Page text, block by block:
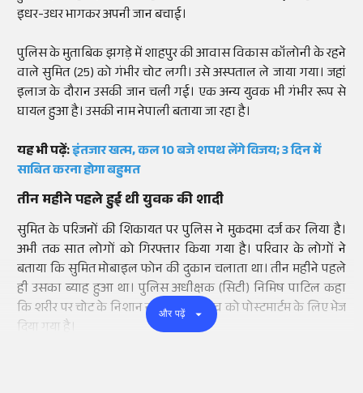
इधर-उधर भागकर अपनी जान बचाई।
पुलिस के मुताबिक झगड़े में शाहपुर की आवास विकास कॉलोनी के रहने
वाले सुमित (25) को गंभीर चोट लगी। उसे अस्पताल ले जाया गया। जहां
इलाज के दौरान उसकी जान चली गई। एक अन्य युवक भी गंभीर रूप से
घायल हुआ है। उसकी नाम नेपाली बताया जा रहा है।
यह भी पढ़ें:इंतजार खत्म, कल 10 बजे शपथ लेंगे विजय; 3 दिन में
साबित करना होगा बहुमत
तीन महीने पहले हुई थी युवक की शादी
सुमित के परिजनों की शिकायत पर पुलिस ने मुकदमा दर्ज कर लिया है।
अभी तक सात लोगों को गिरफ्तार किया गया है। परिवार के लोगों ने
बताया कि सुमित मोबाइल फोन की दुकान चलाता था। तीन महीने पहले
ही उसका ब्याह हुआ था। पुलिस अधीक्षक (सिटी) निमिष पाटिल कहा
कि शरीर पर चोट के निशान नहीं मिले हैं। शव को पोस्टमार्टम के लिए भेज
दिया गया है।
और पढ़ें